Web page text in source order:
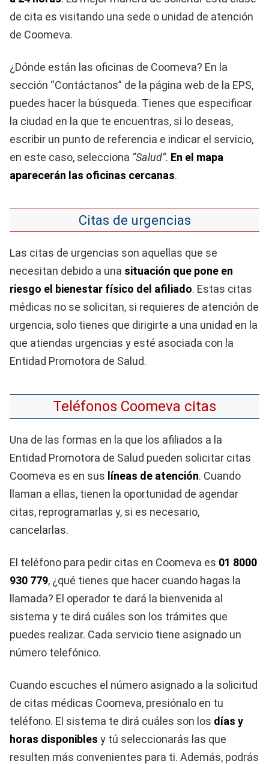
de cita es visitando una sede o unidad de atención
de Coomeva.
¿Dónde están las oficinas de Coomeva? En la
sección “Contáctanos” de la página web de la EPS,
puedes hacer la búsqueda. Tienes que especificar
la ciudad en la que te encuentras, si lo deseas,
escribir un punto de referencia e indicar el servicio,
en este caso, selecciona “Salud”. En el mapa
aparecerán las oficinas cercanas.
Citas de urgencias
Las citas de urgencias son aquellas que se
necesitan debido a una situación que pone en
riesgo el bienestar físico del afiliado. Estas citas
médicas no se solicitan, si requieres de atención de
urgencia, solo tienes que dirigirte a una unidad en la
que atiendas urgencias y esté asociada con la
Entidad Promotora de Salud.
Teléfonos Coomeva citas
Una de las formas en la que los afiliados a la
Entidad Promotora de Salud pueden solicitar citas
Coomeva es en sus líneas de atención. Cuando
llaman a ellas, tienen la oportunidad de agendar
citas, reprogramarlas y, si es necesario,
cancelarlas.
El teléfono para pedir citas en Coomeva es 01 8000
930 779, ¿qué tienes que hacer cuando hagas la
llamada? El operador te dará la bienvenida al
sistema y te dirá cuáles son los trámites que
puedes realizar. Cada servicio tiene asignado un
número telefónico.
Cuando escuches el número asignado a la solicitud
de citas médicas Coomeva, presiónalo en tu
teléfono. El sistema te dirá cuáles son los días y
horas disponibles y tú seleccionarás las que
resulten más convenientes para ti. Además, podrás